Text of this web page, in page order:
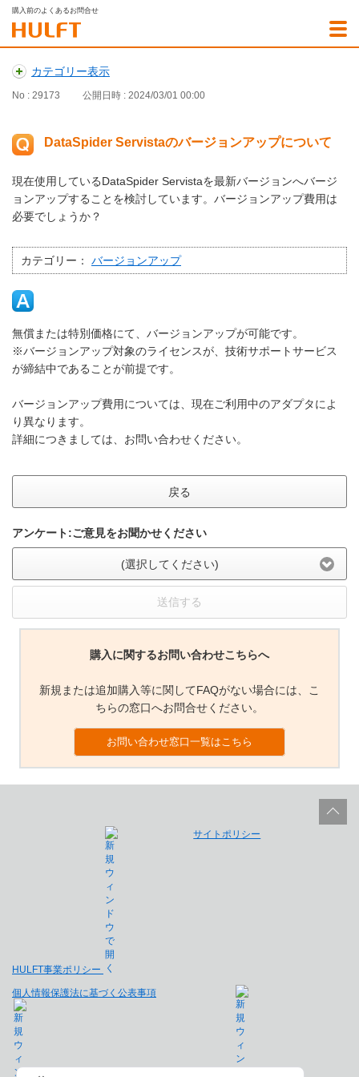
購入前のよくあるお問合せ
カテゴリー表示
No : 29173 公開日時 : 2024/03/01 00:00
DataSpider Servistaのバージョンアップについて
現在使用しているDataSpider Servistaを最新バージョンへバージ
ョンアップすることを検討しています。バージョンアップ費用は
必要でしょうか？
カテゴリー： バージョンアップ
無償または特別価格にて、バージョンアップが可能です。
※バージョンアップ対象のライセンスが、技術サポートサービス
が締結中であることが前提です。
バージョンアップ費用については、現在ご利用中のアダプタによ
り異なります。
詳細につきましては、お問い合わせください。
戻る
アンケート:ご意見をお聞かせください
(選択してください)
送信する
購入に関するお問い合わせこちらへ
新規または追加購入等に関してFAQがない場合には、こ
ちらの窓口へお問合せください。
お問い合わせ窓口一覧はこちら
HULFT事業ポリシー
サイトポリシー
個人情報保護法に基づく公表事項